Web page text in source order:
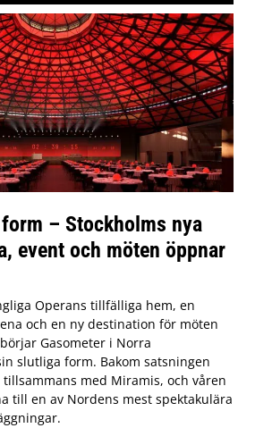
– Stockholms nya
event och möten öppnar
Operans tillfälliga hem, en
och en ny destination för möten
Gasometer i Norra
slutliga form. Bakom satsningen
med Miramis, och våren
till en av Nordens mest spektakulära